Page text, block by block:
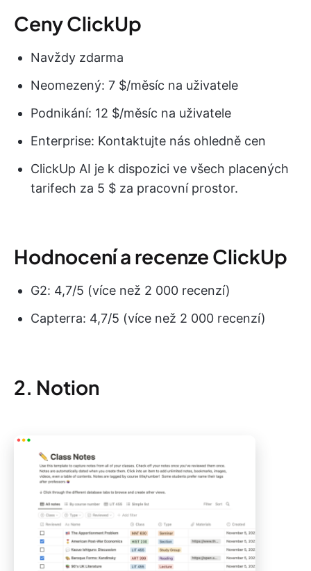
Ceny ClickUp
Navždy zdarma
Neomezený: 7 $/měsíc na uživatele
Podnikání: 12 $/měsíc na uživatele
Enterprise: Kontaktujte nás ohledně cen
ClickUp AI je k dispozici ve všech placených
tarifech za 5 $ za pracovní prostor.
Hodnocení a recenze ClickUp
G2: 4,7/5 (více než 2 000 recenzí)
Capterra: 4,7/5 (více než 2 000 recenzí)
2. Notion